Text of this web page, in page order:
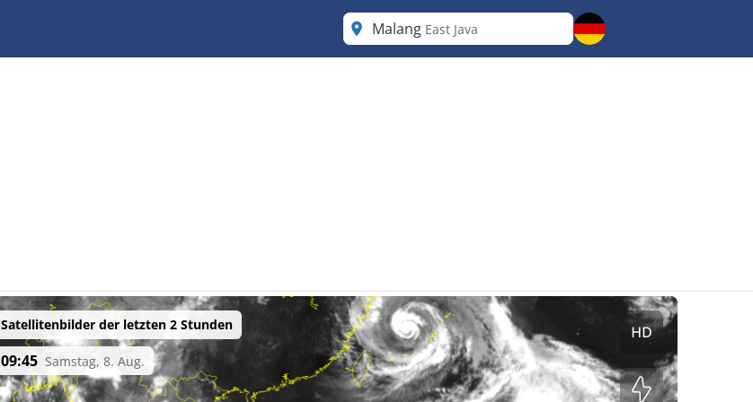
Malang East Java
Satellitenbilder der letzten 2 Stunden
09:45 Samstag, 8. Aug.